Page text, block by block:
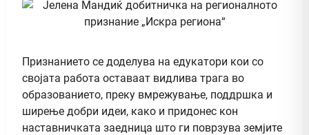
Признанието се доделува на едукатори кои со
својата работа оставаат видлива трага во
образованието, преку вмрежување, поддршка и
ширење добри идеи, како и придонес кон
наставничката заедница што ги поврзува земјите